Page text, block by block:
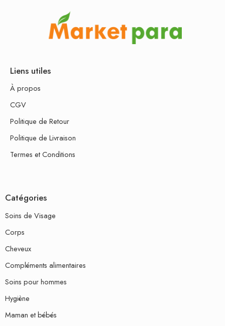
Liens utiles
À propos
CGV
Politique de Retour
Politique de Livraison
Termes et Conditions
Catégories
Soins de Visage
Corps
Cheveux
Compléments alimentaires
Soins pour hommes
Hygiène
Maman et bébés